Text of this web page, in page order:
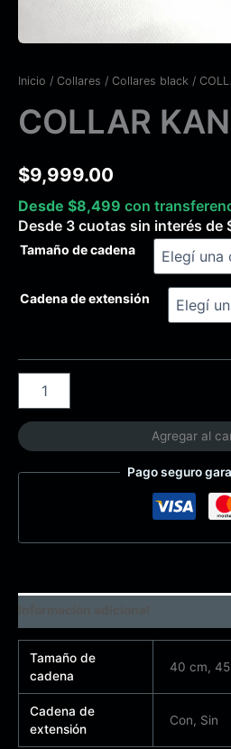
Inicio / Collares / Collares black /
COLLAR
$9,999.00
Desde $8,499 con
Desde 3 cuotas sin interés de
Tamaño de cadena
Cadena de extensión
Agregar al
Pago seguro
Tamaño de
cadena
40 cm,
Cadena de
extensión
Con, Sin